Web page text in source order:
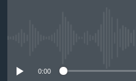
កម្មវិធីទាំងអស់
0:00